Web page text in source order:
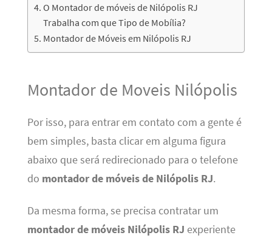
O Montador de móveis de Nilópolis RJ
Trabalha com que Tipo de Mobília?
Montador de Móveis em Nilópolis RJ
Montador de Moveis Nilópolis
Por isso, para entrar em contato com a gente é
bem simples, basta clicar em alguma figura
abaixo que será redirecionado para o telefone
do montador de móveis de Nilópolis RJ.
Da mesma forma, se precisa contratar um
montador de móveis Nilópolis RJ experiente